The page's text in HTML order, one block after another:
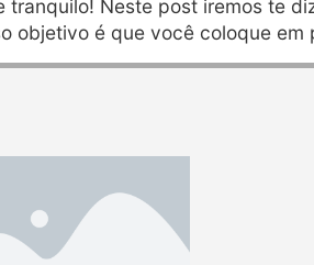
tranquilo! Neste post iremos te
objetivo é que você coloque